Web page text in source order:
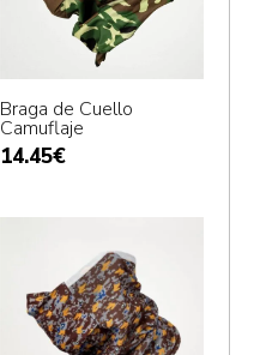
Braga de Cuello
Camuflaje
14.45€